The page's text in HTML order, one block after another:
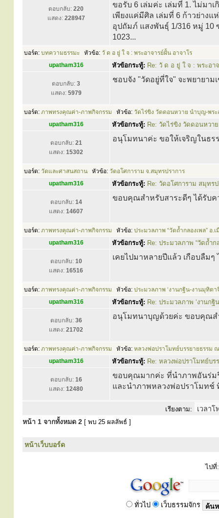
ตอบกลับ: 220
แสดง: 228947
ขอรับ 6 เล่มค่ะ เล่มที่ 1. ไม่มา
เพียงแค่มีศิล เล่มที่ 6 ก้าวย่าง
อุปถัมภ์ แสงพันธุ์ 1/316 หมู่ 10
1023...
บอร์ด: บทความธรรมะ หัวข้อ: วั ด อ ยู่ ใ จ : พระอาจารย์ฝั้น อาจาโร
upatham316
หัวข้อกระทู้: Re: วั ด อ ยู่ ใ จ : พระอา
ตอบกลับ: 3
แสดง: 5979
ชอบจัง "วัดอยู่ที่ใจ" จะพยายาม
บอร์ด: ภาพทรงคุณค่า-ภาพกิจกรรม หัวข้อ: วัดไร่ขิง วัดดอนหวาย นำบุญ-พร
upatham316
หัวข้อกระทู้: Re: วัดไร่ขิง วัดดอนหวา
ตอบกลับ: 21
แสดง: 15302
อนุโมทนาค่ะ ขอให้เจริญในธร
บอร์ด: วัดและศาสนสถาน หัวข้อ: วัดอโศการาม จ.สมุทรปราการ
upatham316
หัวข้อกระทู้: Re: วัดอโศการาม สมุทร
ตอบกลับ: 14
แสดง: 14607
ขอบคุณสำหรับสาระดีๆ ได้รับค
บอร์ด: ภาพทรงคุณค่า-ภาพกิจกรรม หัวข้อ: ประมวลภาพ “วัดถ้ำกลองเพล” อ.
upatham316
หัวข้อกระทู้: Re: ประมวลภาพ “วัดถ้ำ
ตอบกลับ: 10
แสดง: 16516
เคยไปมาหลายปีแล้ว เกือบลืม
บอร์ด: ภาพทรงคุณค่า-ภาพกิจกรรม หัวข้อ: ประมวลภาพ ‘งานกฐิน-งานมุทิต
upatham316
หัวข้อกระทู้: Re: ประมวลภาพ ‘งานก
ตอบกลับ: 36
แสดง: 21702
อนุโมทนาบุญด้วยค่ะ ขอบคุณ
บอร์ด: ภาพทรงคุณค่า-ภาพกิจกรรม หัวข้อ: หลวงพ่อปราโมทย์บรรยายธรรม
upatham316
หัวข้อกระทู้: Re: หลวงพ่อปราโมทย์บ
ตอบกลับ: 16
แสดง: 12480
ขอบคุณมากค่ะ ที่นำภาพอันร่ม
และนำภาพหลวงพ่อปราโมทช์
เรียงตาม:
หน้า 1 จากทั้งหมด 2 [ พบ 25 ผลลัพธ์ ]
หน้าเว็บบอร์ด
ไปที่:
ทั่วไป เว็บธรรมจักร